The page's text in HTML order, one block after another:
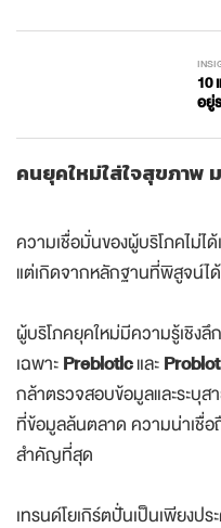
10
อ
ความเชื่อมั่นของผู้บริโภคไม่ไ
ผู้บริโภคยุคใหม่มีความรู้เชิง
เฉพาะPrebioticและ
กล้าตรวจสอบข้อมูลและระบุส
ที่ข้อมูลล้นตลาด ความน่าเชื่อ